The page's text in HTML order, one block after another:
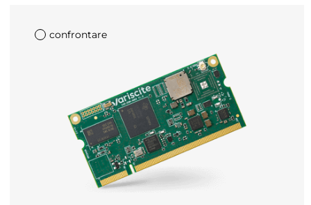
confrontare